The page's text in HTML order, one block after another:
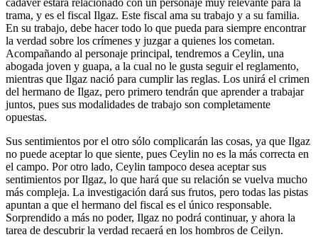
trama, y es el fiscal Ilgaz. Este fiscal ama su trabajo y a su familia.
En su trabajo, debe hacer todo lo que pueda para siempre encontrar
la verdad sobre los crímenes y juzgar a quienes los cometan.
Acompañando al personaje principal, tendremos a Ceylin, una
abogada joven y guapa, a la cual no le gusta seguir el reglamento,
mientras que Ilgaz nació para cumplir las reglas. Los unirá el crimen
del hermano de Ilgaz, pero primero tendrán que aprender a trabajar
juntos, pues sus modalidades de trabajo son completamente
opuestas.
Sus sentimientos por el otro sólo complicarán las cosas, ya que Ilgaz
no puede aceptar lo que siente, pues Ceylin no es la más correcta en
el campo. Por otro lado, Ceylin tampoco desea aceptar sus
sentimientos por Ilgaz, lo que hará que su relación se vuelva mucho
más compleja. La investigación dará sus frutos, pero todas las pistas
apuntan a que el hermano del fiscal es el único responsable.
Sorprendido a más no poder, Ilgaz no podrá continuar, y ahora la
tarea de descubrir la verdad recaerá en los hombros de Ceilyn.